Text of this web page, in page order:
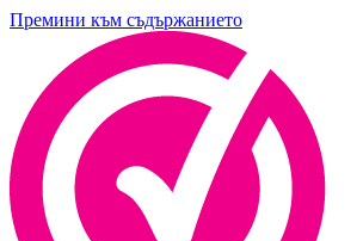
Премини към съдържанието